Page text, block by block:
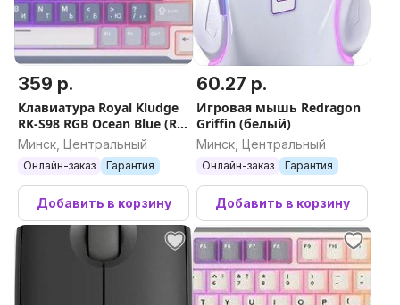
359 р.
Клавиатура Royal Kludge
RK-S98 RGB Ocean Blue (RK
Cream)
Минск, Центральный
Онлайн-заказ Гарантия
Добавить в корзину
60.27 р.
Игровая мышь Redragon
Griffin (белый)
Минск, Центральный
Онлайн-заказ Гарантия
Добавить в корзину